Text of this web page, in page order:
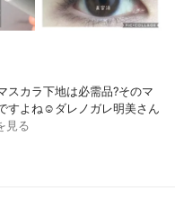
スカラ下地は必需品?そのマ
すよね☺️ダレノガレ明美さん
見る